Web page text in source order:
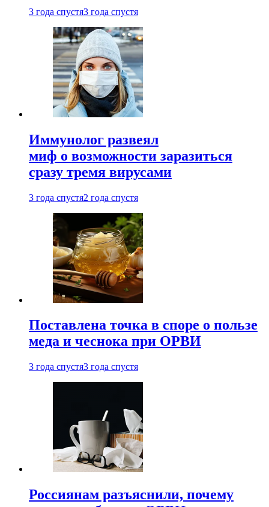
3 года спустя3 года спустя
Иммунолог развеял
миф о возможности заразиться
сразу тремя вирусами
3 года спустя2 года спустя
Поставлена точка в споре о пользе
меда и чеснока при ОРВИ
3 года спустя3 года спустя
Россиянам разъяснили, почему